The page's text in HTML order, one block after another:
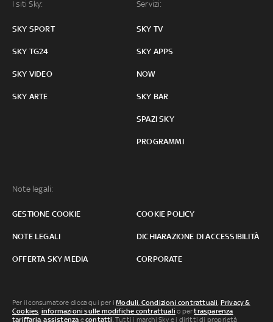
I siti Sky:
SKY SPORT
SKY TG24
SKY VIDEO
SKY ARTE
Servizi:
SKY TV
SKY APPS
NOW
SKY BAR
SPAZI SKY
PROGRAMMI
Note legali:
GESTIONE COOKIE COOKIE POLICY
NOTE LEGALI DICHIARAZIONE DI ACCESSIBILITÀ
OFFERTA SKY MEDIA CORPORATE
Per il consumatore clicca qui per iModuli, Condizioni contrattuali Privacy &
Cookies informazioni sulle modifiche contrattuali o pertrasparenza
tariffaria ,assistenza econtatti . Tutti i marchi Sky e i diritti di proprietà